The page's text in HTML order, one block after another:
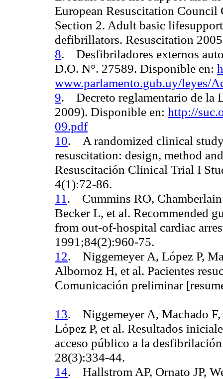
European Resuscitation
Section 2. Adult basic
defibrillators. Resuscitation
8. Desfibriladores externos
D.O. N°. 27589. Disponible en:
www.parlamento.gub.uy/leyes/
9. Decreto reglamentario de la
2009). Disponible en: http://
09.pdf
10. A randomized clinical
resuscitation: design, method
Resuscitación Clinical Trial I
4(1):72-86.
11 . Cummins RO,
Becker L, et al. Recommended
from out-of-hospital cardiac
1991 ;84(2):960-75.
12. Niggemeyer A, López P,
Albornoz H, et al. Pacientes
Comunicación preliminar
13. Niggemeyer A, Machado
López P, et al. Resultados
acceso público a la
28(3):334-44.
14. Hallstrom AP, Ornato JP,